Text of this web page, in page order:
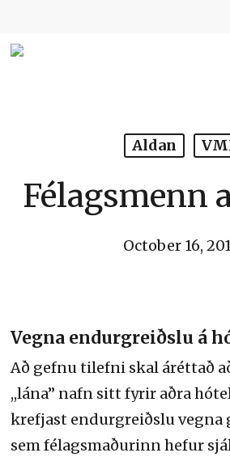
Aldan
Félagsmenn
October 16,
Vegna endurgreiðslu á
Að gefnu tilefni skal áréttað
,,lána” nafn sitt fyrir aðra
krefjast endurgreiðslu vegna
sem félagsmaðurinn hefur